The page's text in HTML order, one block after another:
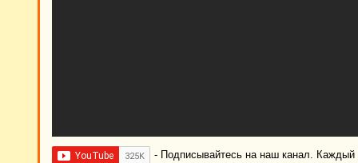
- Подписывайтесь на наш канал. Каждый